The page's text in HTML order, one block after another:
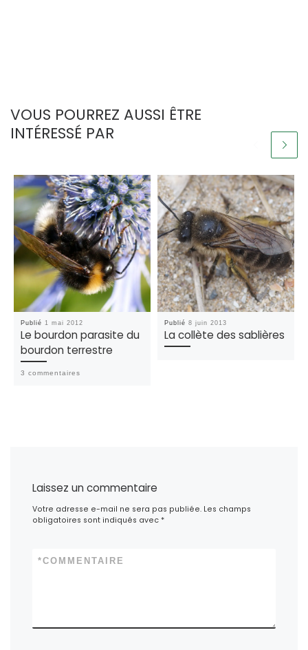
VOUS POURREZ AUSSI ÊTRE
INTÉRESSÉ PAR
Publié1 mai 2012
Le bourdon parasite du
bourdon terrestre
3 commentaires
Publié8 juin 2013
La collète des sablières
Laissez un commentaire
Votre adresse e-mail ne sera pas publiée. Les champs
obligatoires sont indiqués avec*
COMMENTAIRE
*